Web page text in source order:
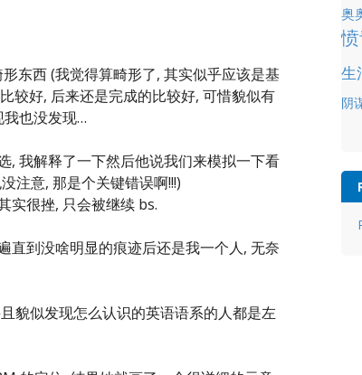
东西 (我觉得算畸形了, 其实似乎应该是基
较好, 后来还是完成的比较好, 可惜貌似有
我也没发现…
, 我解释了一下然后他说我们来模拟一下看
注意, 那是个关键错误啊!!!)
实很挫, 只会被继续 bs.
直到没啥明显的痕迹后还是我一个人, 无奈
貌似发现怎么认识的英语语系的人都是左
奥
生
阴